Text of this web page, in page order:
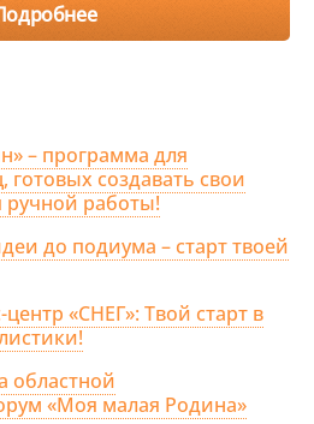
– программа для
создавать свои
ручной работы!
до подиума – старт твоей
«СНЕГ»: Твой старт в
областной
«Моя малая Родина»